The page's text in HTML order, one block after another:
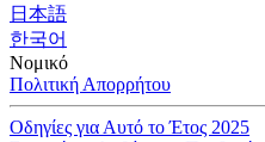
日本語
한국어
Νομικό
Πολιτική Απορρήτου
Οδηγίες για Αυτό το Έτος 2025